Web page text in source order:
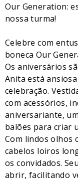
Our Generation:
nossa turma!
Celebre com
boneca Our
Os aniversários
Anita está
celebração.
com acessórios,
aniversariante,
balões para criar
Com lindos olhos
cabelos loiros
os convidados.
abrir, facilitando